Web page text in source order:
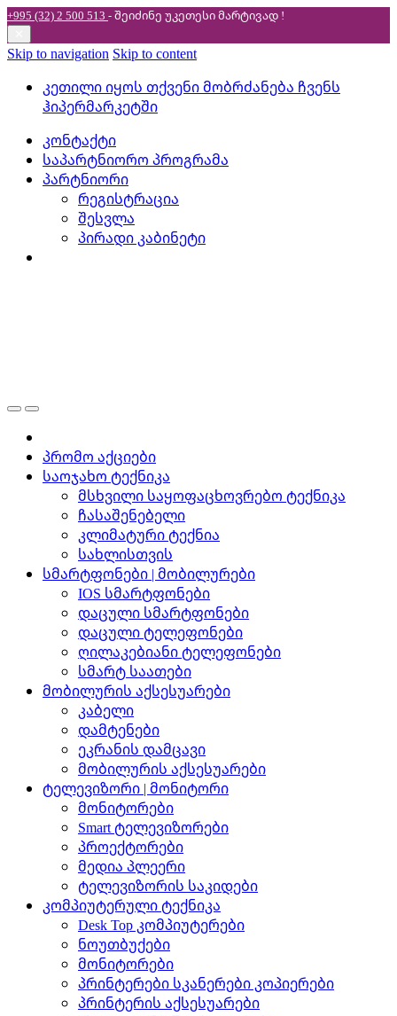
+995 (32) 2 500 513 - შეიძინე უკეთესიმარტივად !
Skip to navigation Skip to content
კეთილი იყოს თქვენი მობრძანება ჩვენს
ჰიპერმარკეტში
კონტაქტი
საპარტნიორო პროგრამა
პარტნიორი
რეგისტრაცია
შესვლა
პირადი კაბინეტი
პრომო აქციები
საოჯახო ტექნიკა
მსხვილი საყოფაცხოვრებო ტექნიკა
ჩასაშენებელი
კლიმატური ტექნია
სახლისთვის
სმარტფონები | მობილურები
IOS სმარტფონები
დაცული სმარტფონები
დაცული ტელეფონები
ღილაკებიანი ტელეფონები
სმარტ საათები
მობილურის აქსესუარები
კაბელი
დამტენები
ეკრანის დამცავი
მობილურის აქსესუარები
ტელევიზორი | მონიტორი
მონიტორები
Smart ტელევიზორები
პროექტორები
მედია პლეერი
ტელევიზორის საკიდები
კომპიუტერული ტექნიკა
Desk Top კომპიუტერები
ნოუთბუქები
მონიტორები
პრინტერები სკანერები კოპიერები
პრინტერის აქსესუარები